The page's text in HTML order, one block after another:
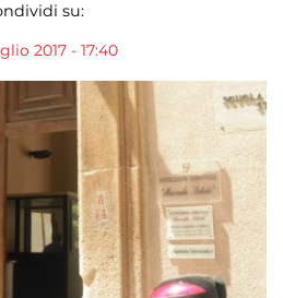
su:
2017 - 17:40